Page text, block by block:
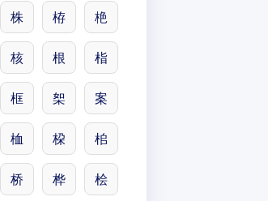
株 栫 栬
核 根 栺
框 桇 案
桖 桗 桘
桥 桦 桧